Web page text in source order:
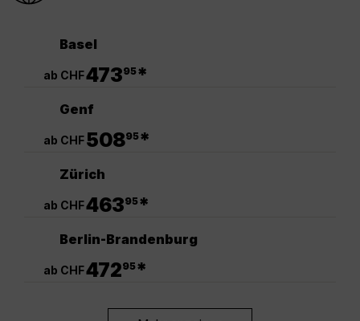
Basel
ab CHF47395*
Genf
ab CHF50895*
Zürich
ab CHF46395*
Berlin-Brandenburg
ab CHF47295*